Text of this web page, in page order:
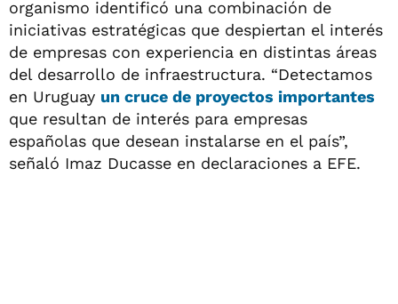
organismo identificó una combinación de
iniciativas estratégicas que despiertan el interés
de empresas con experiencia en distintas áreas
del desarrollo de infraestructura. “Detectamos
en Uruguay un cruce de proyectos importantes
que resultan de interés para empresas
españolas que desean instalarse en el país”,
señaló Imaz Ducasse en declaraciones a EFE.